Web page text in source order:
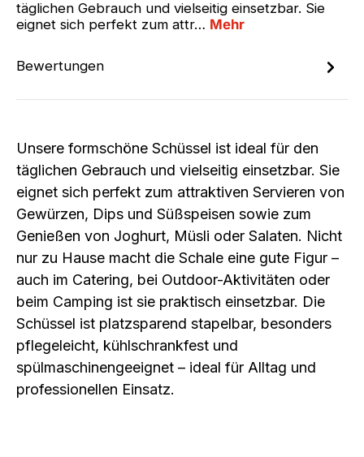
täglichen Gebrauch und vielseitig einsetzbar. Sie
eignet sich perfekt zum attr… Mehr
Bewertungen
Unsere formschöne Schüssel ist ideal für den
täglichen Gebrauch und vielseitig einsetzbar. Sie
eignet sich perfekt zum attraktiven Servieren von
Gewürzen, Dips und Süßspeisen sowie zum
Genießen von Joghurt, Müsli oder Salaten. Nicht
nur zu Hause macht die Schale eine gute Figur –
auch im Catering, bei Outdoor-Aktivitäten oder
beim Camping ist sie praktisch einsetzbar. Die
Schüssel ist platzsparend stapelbar, besonders
pflegeleicht, kühlschrankfest und
spülmaschinengeeignet – ideal für Alltag und
professionellen Einsatz.